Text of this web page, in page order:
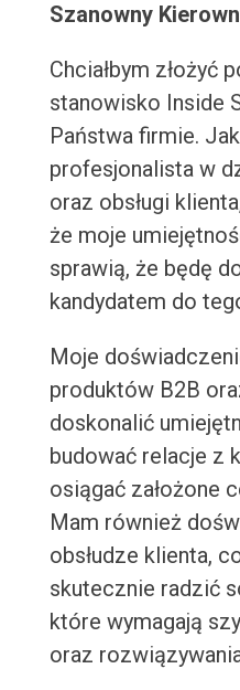
Szanowny
Chciałbym złożyć
stanowisko Inside
Państwa firmie.
profesjonalista w
oraz obsługi
że moje
sprawią, że będę
kandydatem do
Moje
produktów B2B
doskonalić
budować relacje z
osiągać założone
Mam również
obsłudze klienta,
skutecznie radzić
które wymagają
oraz